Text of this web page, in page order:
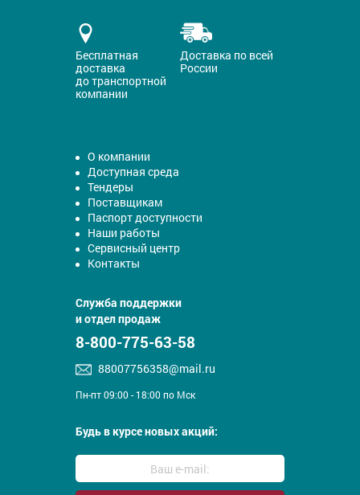
Бесплатная
доставка
до транспортной
компании
Доставка по всей
России
О компании
Доступная среда
Тендеры
Поставщикам
Паспорт доступности
Наши работы
Сервисный центр
Контакты
Служба поддержки
и отдел продаж
8-800-775-63-58
88007756358@mail.ru
Пн-пт 09:00 - 18:00 по Мск
Будь в курсе новых акций: